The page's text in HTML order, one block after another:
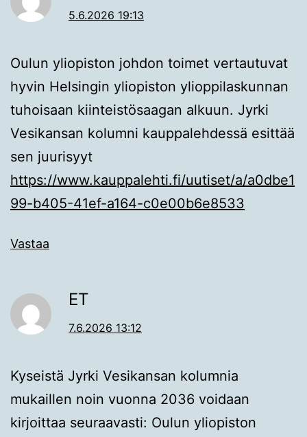
5.6.2026 19:13
Oulun yliopiston johdon toimet vertautuvat
hyvin Helsingin yliopiston ylioppilaskunnan
tuhoisaan kiinteistösaagan alkuun. Jyrki
Vesikansan kolumni kauppalehdessä esittää
sen juurisyyt
https://www.kauppalehti.fi/uutiset/a/a0dbe1
99-b405-41ef-a164-c0e00b6e8533
Vastaa
ET
7.6.2026 13:12
Kyseistä Jyrki Vesikansan kolumnia
mukaillen noin vuonna 2036 voidaan
kirjoittaa seuraavasti: Oulun yliopiston